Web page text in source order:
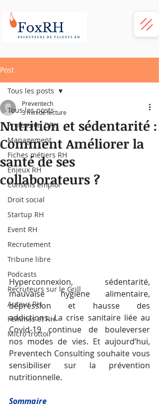
Post
Tous les posts
Profession DRH
Management
Fiches métiers RH
Enjeux RH
Conseils emploi
Droit social
Startup RH
Event RH
Recrutement
Tribune libre
Podcasts
Recruteurs sur le Grill
Auteur RH
Femmes et RH
Micro trottoir
Tous les posts
Nutrition et sédentarité :
Comment Améliorer la
santé de ses
collaborateurs ?
Preventech
3 min de lecture
Hyperconnexion, sédentarité,
mauvaise hygiène alimentaire,
dépression et hausse des
addictions...La crise sanitaire liée au
Covid-19 continue de bouleverser
nos modes de vies. Et aujourd’hui,
Preventech Consulting souhaite vous
sensibiliser sur la prévention
nutritionnelle.
Sommaire